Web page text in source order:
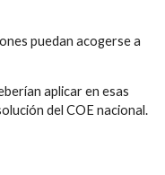
puedan acogerse a
aplicar en esas
del COE nacional.